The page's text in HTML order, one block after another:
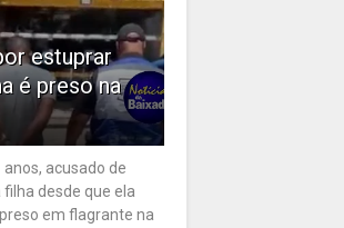
estuprar
é preso na
acusado de
desde que ela
em flagrante na